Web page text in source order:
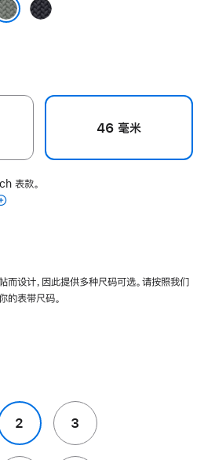
午
46 毫米
表款。
而设计，因此提供多种尺码可选。请按照我们
的表带尺码。
2 3